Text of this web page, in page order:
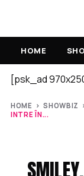
HOME
[psk_ad
HOME ›SHOWBIZ
INTRE ÎN...